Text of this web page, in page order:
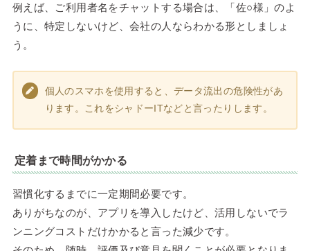
例えば、ご利用者名をチャットする場合は、「佐○様」のよ
うに、特定しないけど、会社の人ならわかる形としましょ
う。
個人のスマホを使用すると、データ流出の危険性があ
ります。これをシャドーITなどと言ったりします。
定着まで時間がかかる
習慣化するまでに一定期間必要です。
ありがちなのが、アプリを導入したけど、活用しないでラ
ンニングコストだけかかると言った減少です。